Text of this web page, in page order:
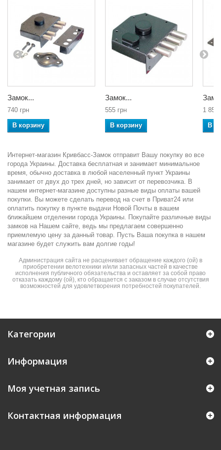
Замок...
740 грн
В корзину
Замок...
555 грн
В корзину
1 850
В
Интернет-магазин Кривбасс-Замок отправит Вашу покупку во все
города Украины. Доставка бесплатная и занимает минимальное
время, обычно доставка в любой населенный пункт Украины
занимает от двух до трех дней, но зависит от перевозчика. В
нашем интернет-магазине доступны разные виды оплаты вашей
покупки. Вы можете сделать перевод на счет в Приват24 или
оплатить покупку в пункте выдачи Новой Почты в вашем
ближайшем отделении города Украины. Покупайте различные виды
замков на Нашем сайте, ведь мы предлагаем совершенно
приемлемую цену за данный товар. Пусть Ваша покупка в нашем
магазине будет служить вам долгие годы!
Администрация сайта не расценивает обращение каждого (ой) в
приобретении велотехники и/или запасных частей в качестве
исполнения публичного обязательства и оставляет за собой право
отказать каждому (ой), кто обращается с заказом в случае отсутствия
возможностей для удовлетворения потребностей покупателей.
Категории
Информация
Моя учетная запись
Контактная информация